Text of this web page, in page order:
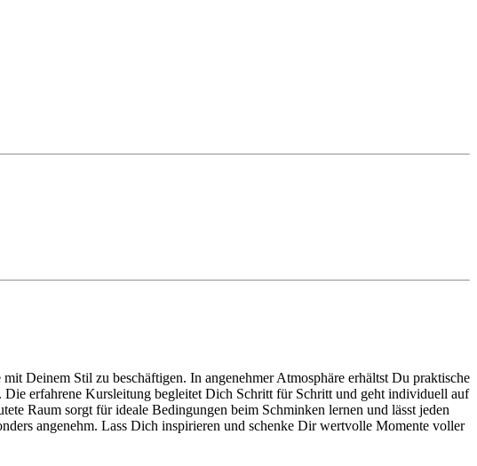
Deinem Stil zu beschäftigen. In angenehmer Atmosphäre erhältst Du praktische
erfahrene Kursleitung begleitet Dich Schritt für Schritt und geht individuell auf
Raum sorgt für ideale Bedingungen beim Schminken lernen und lässt jeden
angenehm. Lass Dich inspirieren und schenke Dir wertvolle Momente voller